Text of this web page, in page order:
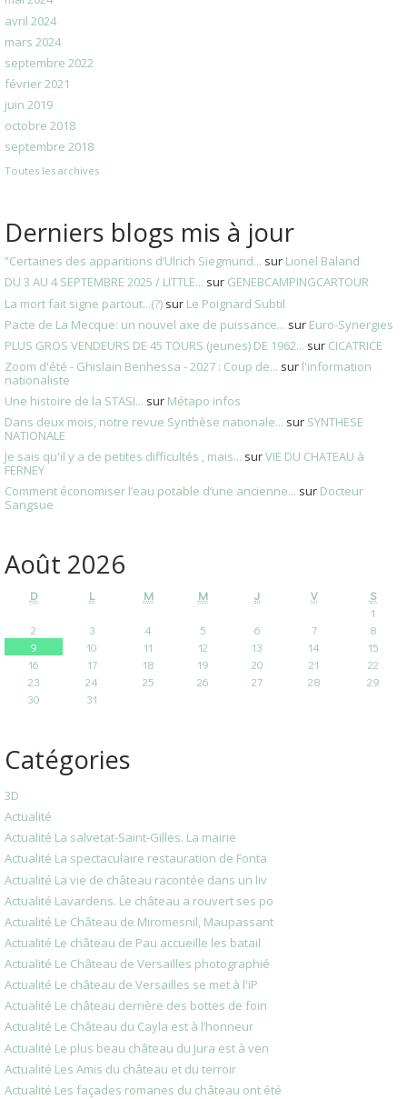
avril 2024
mars 2024
septembre 2022
février 2021
juin 2019
octobre 2018
septembre 2018
Toutes les archives
Derniers blogs mis à jour
”Certaines des apparitions d’Ulrich Siegmund... sur Lionel Baland
DU 3 AU 4 SEPTEMBRE 2025 / LITTLE... sur GENEBCAMPINGCARTOUR
La mort fait signe partout...(?) sur Le Poignard Subtil
Pacte de La Mecque: un nouvel axe de puissance... sur Euro-Synergies
PLUS GROS VENDEURS DE 45 TOURS (jeunes) DE 1962... sur CICATRICE
Zoom d'été - Ghislain Benhessa - 2027 : Coup de... sur l'information
nationaliste
Une histoire de la STASI... sur Métapo infos
Dans deux mois, notre revue Synthèse nationale... sur SYNTHESE
NATIONALE
Je sais qu'il y a de petites difficultés , mais... surVIE DU CHATEAU à
FERNEY
Comment économiser l’eau potable d’une ancienne... sur Docteur
Sangsue
Août 2026
D L M M J V
S
1
2
3 4 5 6 7
8
9
10 11 12 13 14
15
16
17 18 19 20 21
22
23
24 25 26 27 28
29
30
31
Catégories
3D
Actualité
Actualité La salvetat-Saint-Gilles. La mairie
Actualité La spectaculaire restauration de Fonta
Actualité La vie de château racontée dans un liv
Actualité Lavardens. Le château a rouvert ses po
Actualité Le Château de Miromesnil, Maupassant
Actualité Le château de Pau accueille les batail
Actualité Le Château de Versailles photographié
Actualité Le château de Versailles se met à l'iP
Actualité Le château derrière des bottes de foin
Actualité Le Château du Cayla est à l’honneur
Actualité Le plus beau château du Jura est à ven
Actualité Les Amis du château et du terroir
Actualité Les façades romanes du château ont été